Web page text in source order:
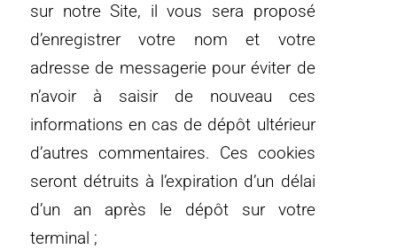
sur notre Site, il vous sera proposé
d’enregistrer votre nom et votre
adresse de messagerie pour éviter de
n’avoir à saisir de nouveau ces
informations en cas de dépôt ultérieur
d’autres commentaires. Ces cookies
seront détruits à l’expiration d’un délai
d’un an après le dépôt sur votre
terminal ;